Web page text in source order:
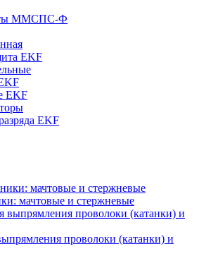
ММСПС-Ф
EKF
EKF
EKF
мачтовые и стержневые
проволоки (катанки) и